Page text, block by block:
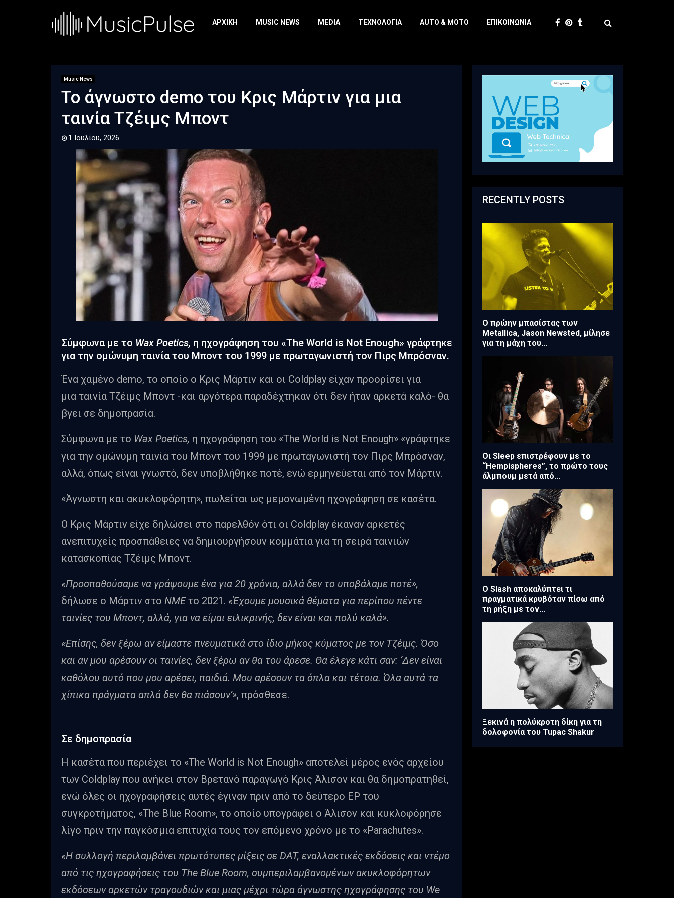
ΑΡΧΙΚΉ MUSIC NEWS MEDIA ΤΕΧΝΟΛΟΓΊΑ AUTO & MOTO ΕΠΙΚΟΙΝΩΝΊΑ
Music News
Το άγνωστο demo του Κρις Μάρτιν για μια
ταινία Τζέιμς Μποντ
1 Ιουλίου, 2026
Σύμφωνα με το Wax Poetics, η ηχογράφηση του «The World is Not Enough» γράφτηκε
για την ομώνυμη ταινία του Μποντ του 1999 με πρωταγωνιστή τον Πιρς Μπρόσναν.
Ένα χαμένο demo, το οποίο ο Κρις Μάρτιν και οι Coldplay είχαν προορίσει για
μια ταινία Τζέιμς Μποντ -και αργότερα παραδέχτηκαν ότι δεν ήταν αρκετά καλό- θα
βγει σε δημοπρασία.
Σύμφωνα με το Wax Poetics, η ηχογράφηση του «The World is Not Enough» «γράφτηκε
για την ομώνυμη ταινία του Μποντ του 1999 με πρωταγωνιστή τον Πιρς Μπρόσναν,
αλλά, όπως είναι γνωστό, δεν υποβλήθηκε ποτέ, ενώ ερμηνεύεται από τον Μάρτιν.
«Άγνωστη και ακυκλοφόρητη», πωλείται ως μεμονωμένη ηχογράφηση σε κασέτα.
Ο Κρις Μάρτιν είχε δηλώσει στο παρελθόν ότι οι Coldplay έκαναν αρκετές
ανεπιτυχείς προσπάθειες να δημιουργήσουν κομμάτια για τη σειρά ταινιών
κατασκοπίας Τζέιμς Μποντ.
«Προσπαθούσαμε να γράψουμε ένα για 20 χρόνια, αλλά δεν το υποβάλαμε ποτέ»,
δήλωσε ο Μάρτιν στο NMEτο 2021. «Έχουμε μουσικά θέματα για περίπου πέντε
ταινίες του Μποντ, αλλά, για να είμαι ειλικρινής, δεν είναι και πολύ καλά».
«Επίσης, δεν ξέρω αν είμαστε πνευματικά στο ίδιο μήκος κύματος με τον Τζέιμς. Όσο
και αν μου αρέσουν οι ταινίες, δεν ξέρω αν θα του άρεσε. Θα έλεγε κάτι σαν: ‘Δεν είναι
καθόλου αυτό που μου αρέσει, παιδιά. Μου αρέσουν τα όπλα και τέτοια. Όλα αυτά τα
χίπικα πράγματα απλά δεν θα πιάσουν’», πρόσθεσε.
Σε δημοπρασία
Η κασέτα που περιέχει το «The World is Not Enough» αποτελεί μέρος ενός αρχείου
των Coldplay που ανήκει στον Βρετανό παραγωγό Κρις Άλισον και θα δημοπρατηθεί,
ενώ όλες οι ηχογραφήσεις αυτές έγιναν πριν από το δεύτερο EP του
συγκροτήματος, «The Blue Room», το οποίο υπογράφει ο Άλισον και κυκλοφόρησε
λίγο πριν την παγκόσμια επιτυχία τους τον επόμενο χρόνο με το «Parachutes».
«Η συλλογή περιλαμβάνει πρωτότυπες μίξεις σε DAT, εναλλακτικές εκδόσεις και ντέμο
από τις ηχογραφήσεις του The Blue Room, συμπεριλαμβανομένων ακυκλοφόρητων
εκδόσεων αρκετών τραγουδιών και μιας μέχρι τώρα άγνωστης ηχογράφησης του We
RECENTLY POSTS
Ο πρώην μπασίστας των
Metallica, Jason Newsted, μίλησε
για τη μάχη του...
Οι Sleep επιστρέφουν με το
“Hempispheres”, το πρώτο τους
άλμπουμ μετά από...
Ο Slash αποκαλύπτει τι
πραγματικά κρυβόταν πίσω από
τη ρήξη με τον...
Ξεκινά η πολύκροτη δίκη για τη
δολοφονία του Tupac Shakur